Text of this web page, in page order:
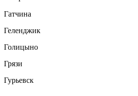
Гатчина
Геленджик
Голицыно
Грязи
Гурьевск